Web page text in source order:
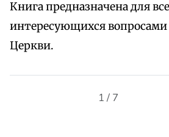
Книга предназначена для
интересующихся
Церкви.
1 / 7